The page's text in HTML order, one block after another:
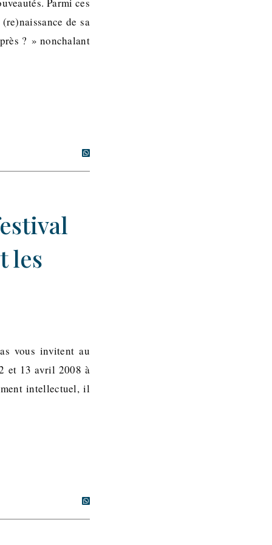
de sa
? » nonchalant
les
vous invitent au
et 13 avril 2008 à
intellectuel, il